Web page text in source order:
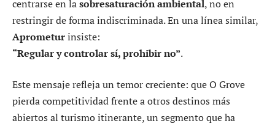
centrarse en lasobresaturación ambiental, no en
restringir de forma indiscriminada. En una línea similar,
Aprometurinsiste:
“Regular y controlar sí, prohibir no”.
Este mensaje refleja un temor creciente: que O Grove
pierda competitividad frente a otros destinos más
abiertos al turismo itinerante, un segmento que ha